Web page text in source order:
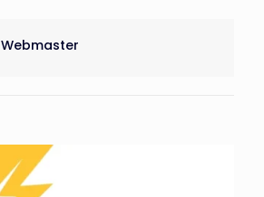
Webmaster